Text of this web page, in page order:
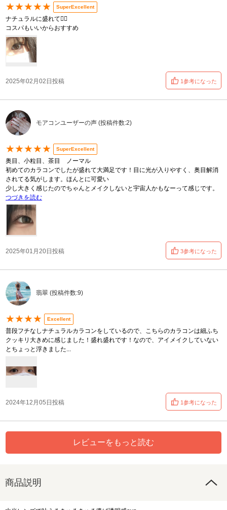
★★★★★ SuperExcellent
ナチュラルに盛れて🙆‍♂️
コスパもいいからおすすめ
2025年02月02日投稿 1参考になった
モアコンユーザーの声 (投稿件数:2)
★★★★★ SuperExcellent
奥目、小粒目、茶目 ノーマル
初めてのカラコンでしたが盛れて大満足です！目に光が入りやすく、奥目解消
されてる気がします。ほんとに可愛い
少し大きく感じたのでちゃんとメイクしないと宇宙人かもなーって感じです。
つづきを読む
2025年01月20日投稿 3参考になった
翡翠 (投稿件数:9)
★★★★ Excellent
普段フチなしナチュラルカラコンをしているので、こちらのカラコンは細ふち
クッキリ大きめに感じました！盛れ盛れです！なので、アイメイクしていない
とちょっと浮きました...
2024年12月05日投稿 1参考になった
レビューをもっと読む
商品説明